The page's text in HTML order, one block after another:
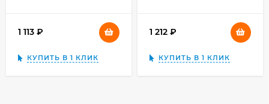
1 113
КУПИТЬ В 1 КЛИК
1 212
КУПИТЬ В 1 КЛИК